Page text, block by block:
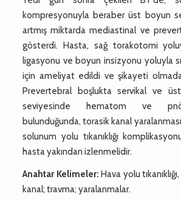
kompresyonuyla beraber üst boyun
artmış miktarda mediastinal ve
gösterdi. Hasta, sağ torakotomi
ligasyonu ve boyun insizyonu yoluyla
için ameliyat edildi ve şikayeti
Prevertebral boşlukta servikal ve
seviyesinde hematom ve
bulunduğunda, torasik kanal
solunum yolu tıkanıklığı
hasta yakından izlenmelidir.
Anahtar Kelimeler: Hava yolu
kanal; travma; yaralanmalar.